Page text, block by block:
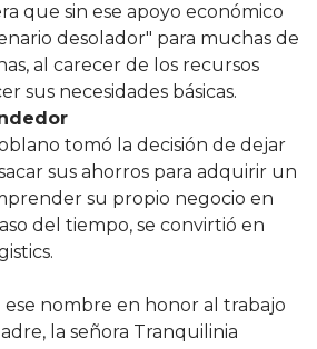
que sin ese apoyo económico
desolador" para muchas de
al carecer de los recursos
sus necesidades básicas.
tomó la decisión de dejar
sus ahorros para adquirir un
su propio negocio en
del tiempo, se convirtió en
nombre en honor al trabajo
la señora Tranquilinia